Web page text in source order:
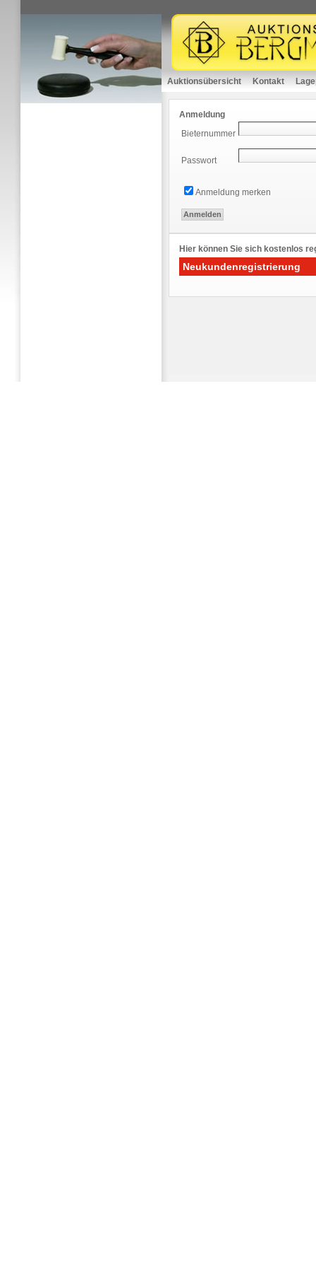
Auktionsübersicht Kontakt
Anmeldung
Bieternummer
Passwort
Anmeldung merken
Hier können Sie sich kostenlos
Neukundenregistrierung